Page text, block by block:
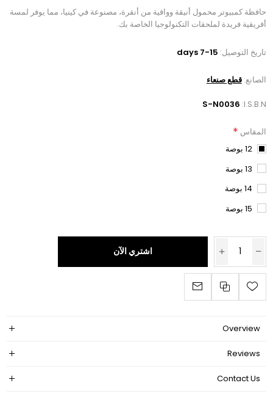
حافظة كمبيوتر محمول أنيقة وواقية من أنقرة، مصنوعة في كينيا، مما يوفر لمسة
أفريقية فريدة لملحقات التكنولوجيا الخاصة بك.
تاريخ التوصيل: 7-15 days
الصانع: قطع صنعاء
I.S.B.N:
S-N0036
المقاس *
12 بوصة
13 بوصة
14 بوصة
15 بوصة
اشتري الآن
Overview
Reviews
Contact Us